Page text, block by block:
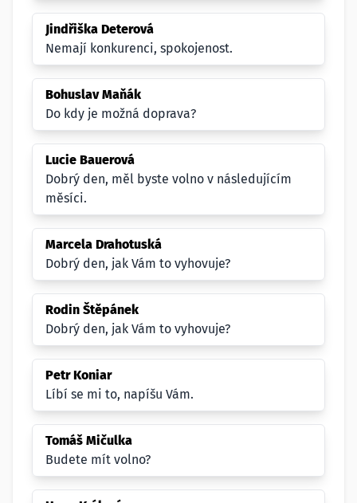
Jindřiška Deterová
Nemají konkurenci, spokojenost.
Bohuslav Maňák
Do kdy je možná doprava?
Lucie Bauerová
Dobrý den, měl byste volno v následujícím
měsíci.
Marcela Drahotuská
Dobrý den, jak Vám to vyhovuje?
Rodin Štěpánek
Dobrý den, jak Vám to vyhovuje?
Petr Koniar
Líbí se mi to, napíšu Vám.
Tomáš Mičulka
Budete mít volno?